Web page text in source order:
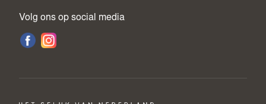
Volg ons op social media